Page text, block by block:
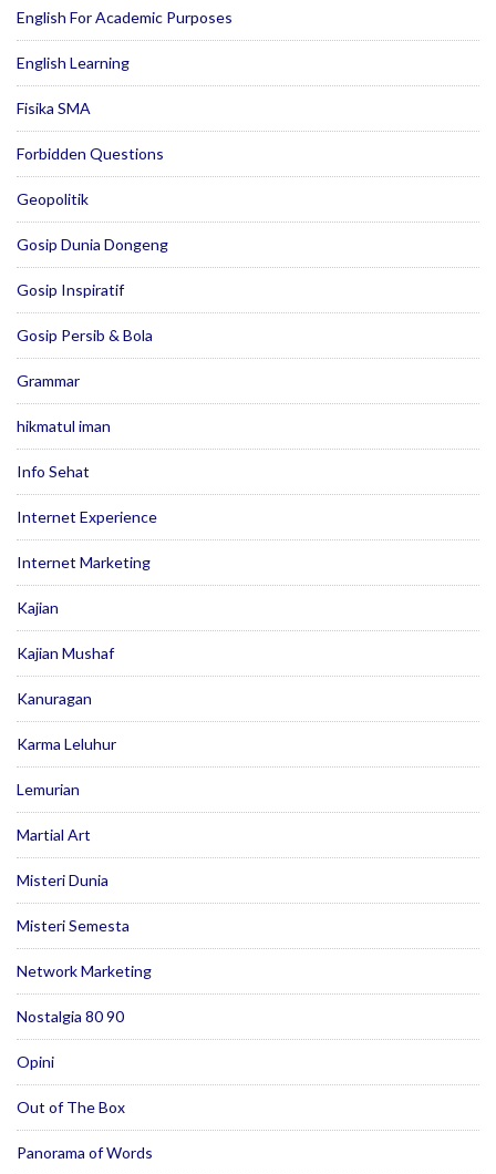
English For Academic Purposes
English Learning
Fisika SMA
Forbidden Questions
Geopolitik
Gosip Dunia Dongeng
Gosip Inspiratif
Gosip Persib & Bola
Grammar
hikmatul iman
Info Sehat
Internet Experience
Internet Marketing
Kajian
Kajian Mushaf
Kanuragan
Karma Leluhur
Lemurian
Martial Art
Misteri Dunia
Misteri Semesta
Network Marketing
Nostalgia 80 90
Opini
Out of The Box
Panorama of Words